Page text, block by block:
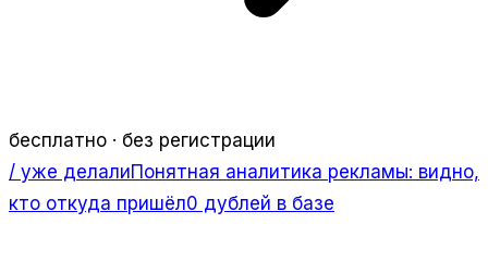
бесплатно · без регистрации
/ уже делалиПонятная аналитика рекламы: видно,
кто откуда пришёл0 дублей в базе